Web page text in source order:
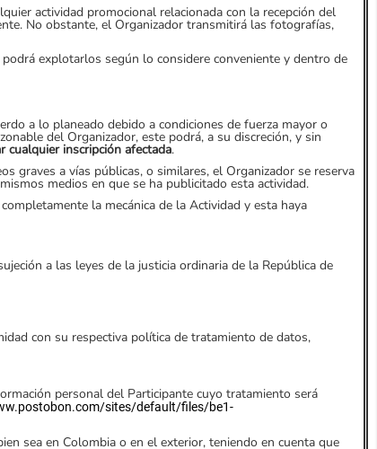
actividad promocional relacionada con la recepción del
No obstante, el Organizador transmitirá las fotografías,
explotarlos según lo considere conveniente y dentro de
a lo planeado debido a condiciones de fuerza mayor o
del Organizador, este podrá, a su discreción, y sin
cualquier inscripción afectada.
graves a vías públicas, o similares, el Organizador se reserva
medios en que se ha publicitado esta actividad.
la mecánica de la Actividad y esta haya
a las leyes de la justicia ordinaria de la República de
con su respectiva política de tratamiento de datos,
personal del Participante cuyo tratamiento será
sites/default/files/be1-
sea en Colombia o en el exterior, teniendo en cuenta que